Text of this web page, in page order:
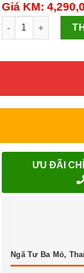
Giá KM:
Cây nước nóng
ƯU ĐÃI
Ngã Tư Ba Mỏ,